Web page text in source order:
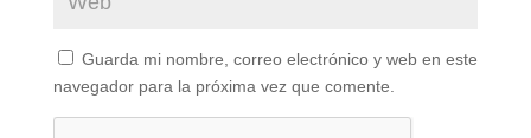
Guarda mi nombre, correo electrónico y web en este
navegador para la próxima vez que comente.